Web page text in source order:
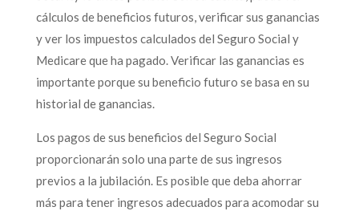
cálculos de beneficios futuros, verificar sus ganancias
y ver los impuestos calculados del Seguro Social y
Medicare que ha pagado. Verificar las ganancias es
importante porque su beneficio futuro se basa en su
historial de ganancias.
Los pagos de sus beneficios del Seguro Social
proporcionarán solo una parte de sus ingresos
previos a la jubilación. Es posible que deba ahorrar
más para tener ingresos adecuados para acomodar su